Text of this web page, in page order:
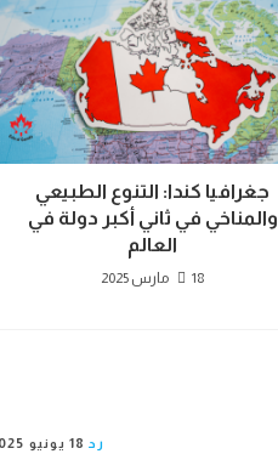
جغرافيا كندا: التنوع الطبيعي
والمناخي في ثاني أكبر دولة في
العالم
18 مارس 2025
رد 18 يونيو 2025